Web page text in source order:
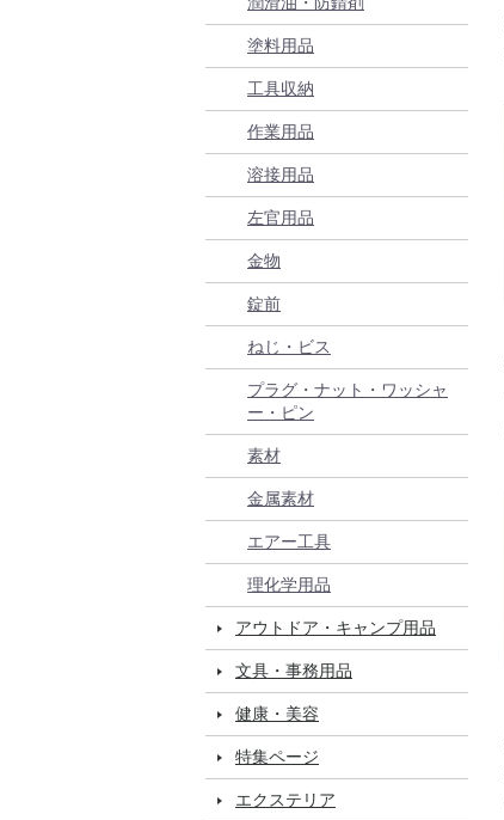
塗料用品
工具収納
作業用品
溶接用品
左官用品
金物
錠前
ねじ・ビス
プラグ・ナット・ワッシャ
ー・ピン
素材
金属素材
エアー工具
理化学用品
アウトドア・キャンプ用品
文具・事務用品
健康・美容
特集ページ
エクステリア